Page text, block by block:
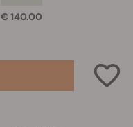
€ 140.00